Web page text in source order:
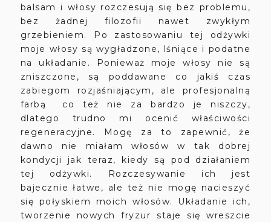
balsam i włosy rozczesują się bez problemu,
bez żadnej filozofii nawet zwykłym
grzebieniem. Po zastosowaniu tej odżywki
moje włosy są wygładzone, lśniące i podatne
na układanie. Ponieważ moje włosy nie są
zniszczone, są poddawane co jakiś czas
zabiegom rozjaśniającym, ale profesjonalną
farbą co też nie za bardzo je niszczy,
dlatego trudno mi ocenić właściwości
regeneracyjne. Mogę za to zapewnić, że
dawno nie miałam włosów w tak dobrej
kondycji jak teraz, kiedy są pod działaniem
tej odżywki. Rozczesywanie ich jest
bajecznie łatwe, ale też nie mogę nacieszyć
się połyskiem moich włosów. Układanie ich,
tworzenie nowych fryzur staje się wreszcie